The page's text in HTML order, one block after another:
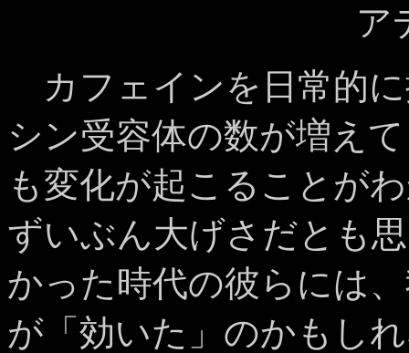
ア
カフェインを日常的
シン受容体の数が増え
も変化が起こることが
ずいぶん大げさだとも
かった時代の彼らには
が「効いた」のかもし